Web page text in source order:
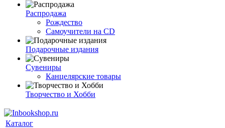
Распродажа
Рождество
Самоучители на CD
Подарочные издания
Сувениры
Канцелярские товары
Творчество и Хобби
Каталог